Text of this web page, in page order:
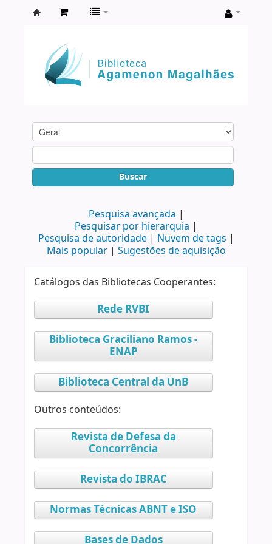
Agamenon
Magalhães
Buscar
Pesquisa avançada
Pesquisar por hierarquia
Pesquisa de autoridade
Nuvem de tags
Mais popular
Sugestões de aquisição
Catálogos das Bibliotecas Cooperantes:
Rede RVBI
Biblioteca Graciliano Ramos -
ENAP
Biblioteca Central da UnB
Outros conteúdos:
Revista de Defesa da
Concorrência
Revista do IBRAC
Normas Técnicas ABNT e ISO
Bases de Dados